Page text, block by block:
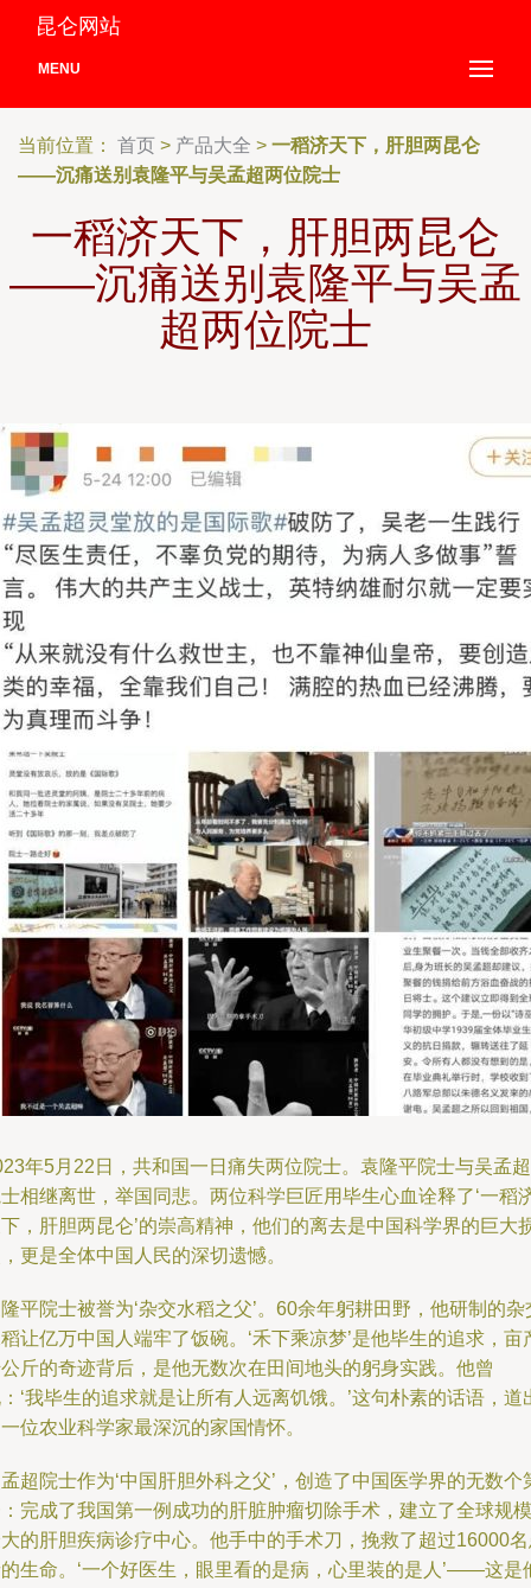
昆仑网站
MENU
当前位置： 首页 > 产品大全 > 一稻济天下，肝胆两昆仑
——沉痛送别袁隆平与吴孟超两位院士
一稻济天下，肝胆两昆仑
——沉痛送别袁隆平与吴孟
超两位院士
年5月22日，共和国一日痛失两位院士。袁隆平院士与吴孟超
相继离世，举国同悲。两位科学巨匠用毕生心血诠释了‘一稻
，肝胆两昆仑’的崇高精神，他们的离去是中国科学界的巨大
更是全体中国人民的深切遗憾。
平院士被誉为‘杂交水稻之父’。60余年躬耕田野，他研制的杂
让亿万中国人端牢了饭碗。‘禾下乘凉梦’是他毕生的追求，亩
斤的奇迹背后，是他无数次在田间地头的躬身实践。他曾
‘我毕生的追求就是让所有人远离饥饿。’这句朴素的话语，道
位农业科学家最深沉的家国情怀。
超院士作为‘中国肝胆外科之父’，创造了中国医学界的无数个
完成了我国第一例成功的肝脏肿瘤切除手术，建立了全球规模
的肝胆疾病诊疗中心。他手中的手术刀，挽救了超过16000
生命。‘一个好医生，眼里看的是病，心里装的是人’——这是